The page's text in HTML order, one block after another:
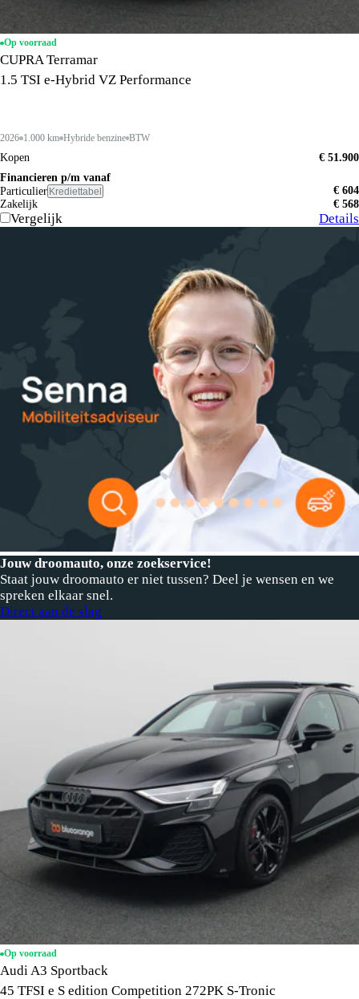
Op voorraad
CUPRA Terramar
1.5 TSI e-Hybrid VZ Performance
2026 1.000 km Hybride benzine BTW
Kopen
€ 51.900
Financieren p/m vanaf
Particulier Krediettabel
€ 604
Zakelijk
€ 568
Vergelijk Details
Jouw droomauto, onze zoekservice!
Staat jouw droomauto er niet tussen? Deel je wensen en we
spreken elkaar snel.
Direct aan de slag
Op voorraad
Audi A3 Sportback
45 TFSI e S edition Competition 272PK S-Tronic